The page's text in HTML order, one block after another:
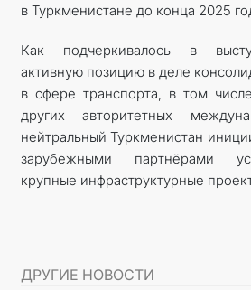
в Туркменистане до конца 2025
Как подчеркивалось в
активную позицию в деле
в сфере транспорта, в том
других авторитетных
нейтральный Туркменистан
зарубежными партнёрами
крупные инфраструктурные
ДРУГИЕ НОВОСТИ